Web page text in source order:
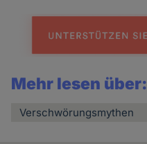
Mehr lesen über:
Verschwörungsmythen